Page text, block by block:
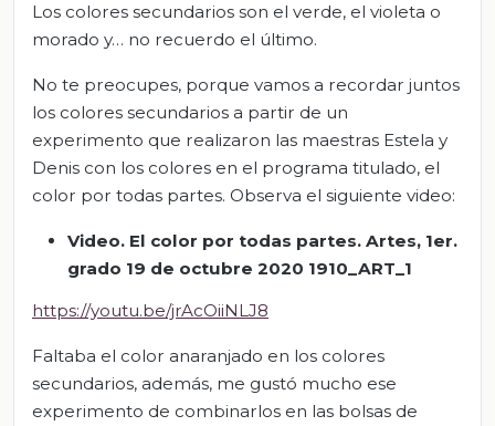
Los colores secundarios son el verde, el violeta o
morado y… no recuerdo el último.
No te preocupes, porque vamos a recordar juntos
los colores secundarios a partir de un
experimento que realizaron las maestras Estela y
Denis con los colores en el programa titulado, el
color por todas partes. Observa el siguiente video:
Video. El color por todas partes. Artes, 1er.
grado 19 de octubre 2020 1910_ART_1
https://youtu.be/jrAcOiiNLJ8
Faltaba el color anaranjado en los colores
secundarios, además, me gustó mucho ese
experimento de combinarlos en las bolsas de